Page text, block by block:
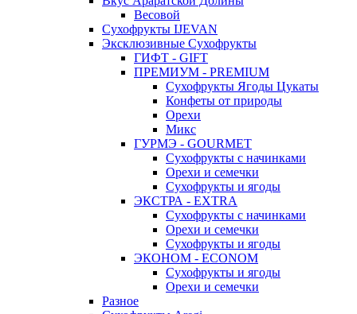
Весовой
Сухофрукты IJEVAN
Эксклюзивные Сухофрукты
ГИФТ - GIFT
ПРЕМИУМ - PREMIUM
Сухофрукты Ягоды Цукаты
Конфеты от природы
Орехи
Микс
ГУРМЭ - GOURMET
Сухофрукты с начинками
Орехи и семечки
Сухофрукты и ягоды
ЭКСТРА - EXTRA
Сухофрукты с начинками
Орехи и семечки
Сухофрукты и ягоды
ЭКОНОМ - ECONOM
Сухофрукты и ягоды
Орехи и семечки
Разное